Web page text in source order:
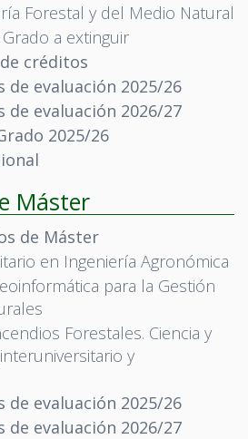
Forestal y del Medio Natural
a extinguir
créditos
de evaluación 2025/26
de evaluación 2026/27
2025/26
Máster
de Máster
en Ingeniería Agronómica
para la Gestión
Forestales. Ciencia y
y
de evaluación 2025/26
de evaluación 2026/27